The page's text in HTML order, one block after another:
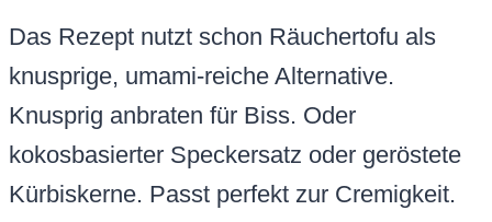
Das Rezept nutzt schon Räuchertofu als
knusprige, umami-reiche Alternative.
Knusprig anbraten für Biss. Oder
kokosbasierter Speckersatz oder geröstete
Kürbiskerne. Passt perfekt zur Cremigkeit.